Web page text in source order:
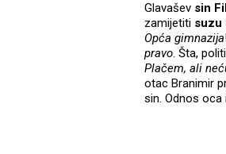
Glavašev sin
zamijetiti suzu
Opća gimnazija
pravo. Šta,
Plačem, ali
otac Branimir
sin. Odnos